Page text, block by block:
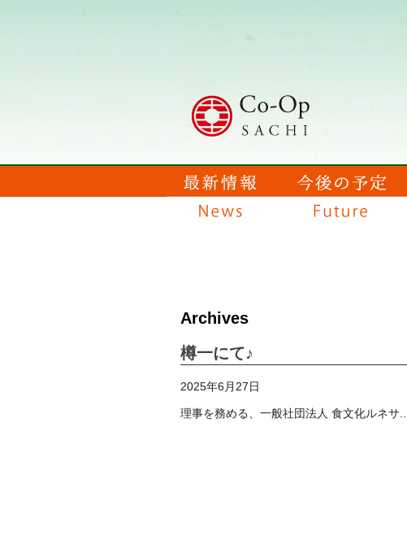
Archives
樽一にて♪
2025年6月27日
理事を務める、一般社団法人 食文化ルネサ...